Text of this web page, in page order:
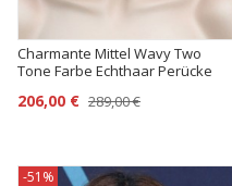
Charmante Mittel Wavy Two
Tone Farbe Echthaar Perücke
289,00 €
206,00 €
-51%